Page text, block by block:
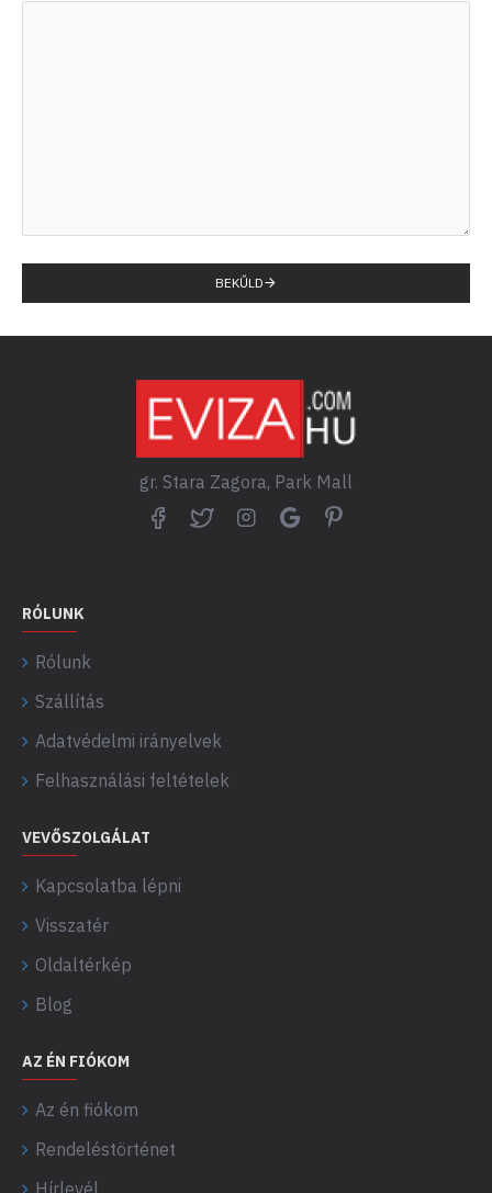
BEKŰLD
gr. Stara Zagora, Park Mall
RÓLUNK
Rólunk
Szállítás
Adatvédelmi irányelvek
Felhasználási feltételek
VEVŐSZOLGÁLAT
Kapcsolatba lépni
Visszatér
Oldaltérkép
Blog
AZ ÉN FIÓKOM
Az én fiókom
Rendeléstörténet
Hírlevél